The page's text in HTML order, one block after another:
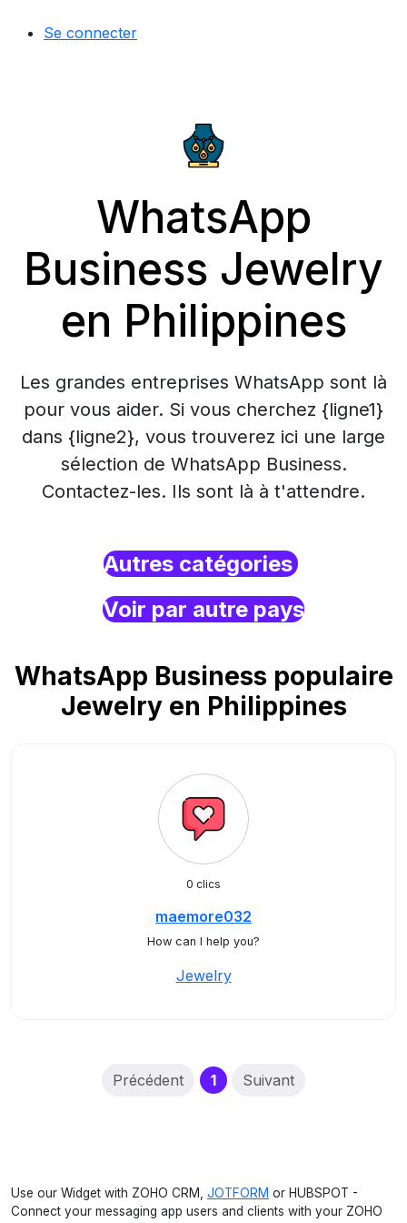
Se connecter
WhatsApp
Business Jewelry
en Philippines
Les grandes entreprises WhatsApp sont là
pour vous aider. Si vous cherchez {ligne1}
dans {ligne2}, vous trouverez ici une large
sélection de WhatsApp Business.
Contactez-les. Ils sont là à t'attendre.
Autres catégories
Voir par autre pays
WhatsApp Business populaire
Jewelry en Philippines
0 clics
maemore032
How can I help you?
Jewelry
Précédent 1(current)
Suivant
Use our Widget with ZOHO CRM, JOTFORM or HUBSPOT -
Connect your messaging app users and clients with your ZOHO